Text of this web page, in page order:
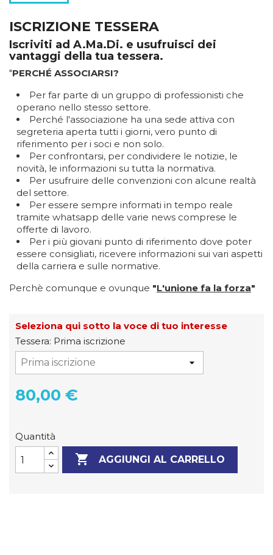
ISCRIZIONE TESSERA
Iscriviti ad A.Ma.Di. e usufruisci dei
vantaggi della tua tessera.
"PERCHÉ ASSOCIARSI?
Per far parte di un gruppo di professionisti che
operano nello stesso settore.
Perché l'associazione ha una sede attiva con
segreteria aperta tutti i giorni, vero punto di
riferimento per i soci e non solo.
Per confrontarsi, per condividere le notizie, le
novità, le informazioni su tutta la normativa.
Per usufruire delle convenzioni con alcune realtà
del settore.
Per essere sempre informati in tempo reale
tramite whatsapp delle varie news comprese le
offerte di lavoro.
Per i più giovani punto di riferimento dove poter
essere consigliati, ricevere informazioni sui vari aspetti
della carriera e sulle normative.
Perchè comunque e ovunque "L'unione fa la forza"
Seleziona qui sotto la voce di tuo interesse
Tessera: Prima iscrizione
80,00 €
Quantità
 AGGIUNGI AL CARRELLO